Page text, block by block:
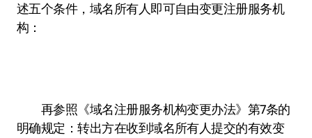
述五个条件，域名所有人即可自由变更注册服务机
构：
再参照《域名注册服务机构变更办法》第7条的
明确规定：转出方在收到域名所有人提交的有效变